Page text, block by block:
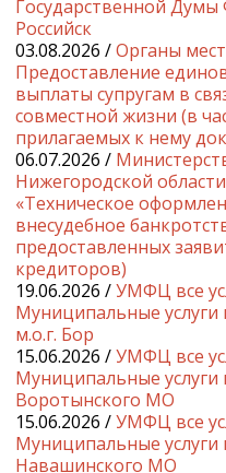
Государственной
Российск
03.08.2026 /Органы
Предоставление
выплаты супругам в
совместной жизни (в
прилагаемых к нему
06.07.2026 /
Нижегородской области
«Техническое
внесудебное
предоставленных
кредиторов)
19.06.2026 /УМФЦ все
Муниципальные
м.о.г. Бор
15.06.2026 /УМФЦ все
Муниципальные
Воротынского МО
15.06.2026 /УМФЦ все
Муниципальные
Навашинского МО